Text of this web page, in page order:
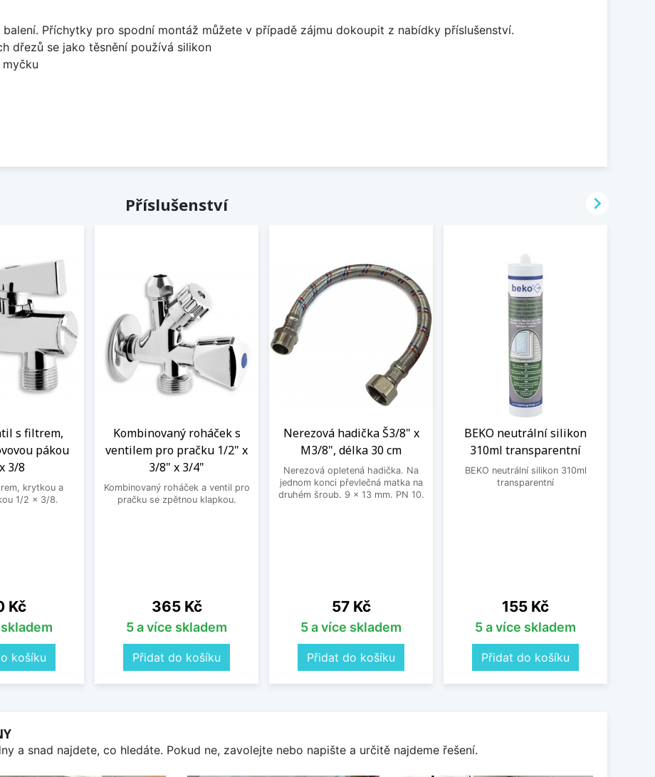
Příchytky pro spodní montáž můžete v případě zájmu dokoupit z nabídky příslušenství.
dřezů se jako těsnění používá silikon
Příslušenství
s filtrem,
pákou
3/8
krytkou a
1/2 x 3/8.
Kč
košíku
Kombinovaný roháček s
ventilem pro pračku 1/2" x
3/8" x 3/4"
Kombinovaný roháček a ventil pro
pračku se zpětnou klapkou.
Cena
365 Kč
5 a více skladem
Přidat do košíku
Nerezová hadička Š3/8" x
M3/8", délka 30 cm
Nerezová opletená hadička. Na
jednom konci převlečná matka na
druhém šroub. 9 x 13 mm. PN 10.
Cena
57 Kč
5 a více skladem
Přidat do košíku
BEKO neutrální silikon
310ml transparentní
BEKO neutrální silikon 310ml
transparentní
Cena
155 Kč
5 a více skladem
Přidat do košíku

a snad najdete, co hledáte. Pokud ne, zavolejte nebo napište a určitě najdeme řešení.